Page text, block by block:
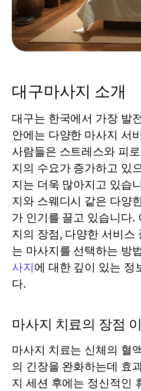
대구마사지 소개
대구는 한국에서 가장 발
안에는 다양한 마사지 서
사람들은 스트레스와 피
지의 수요가 증가하고 있
지는 더욱 많아지고 있습
지와 스웨디시 같은 다양
가 인기를 끌고 있습니다.
지의 장점, 다양한 서비스
는 마사지를 선택하는 방
사지에 대한 깊이 있는 정
다.
마사지 치료의 장점
마사지 치료는 신체의 혈
의 긴장을 완화하는데 효
지 세션 후에는 정신적인